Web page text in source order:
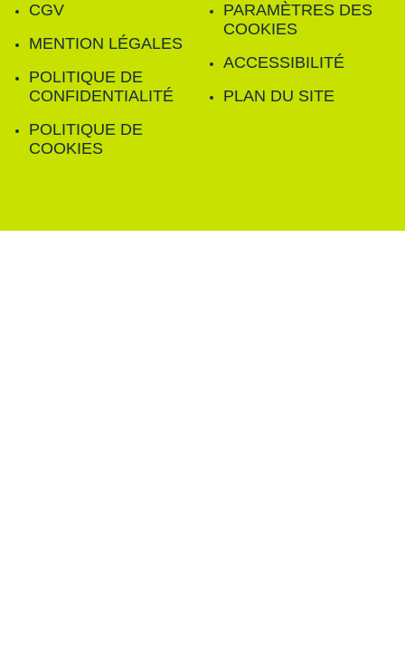
CGV
MENTION LÉGALES
POLITIQUE DE
CONFIDENTIALITÉ
POLITIQUE DE
COOKIES
PARAMÈTRES DES
COOKIES
ACCESSIBILITÉ
PLAN DU SITE